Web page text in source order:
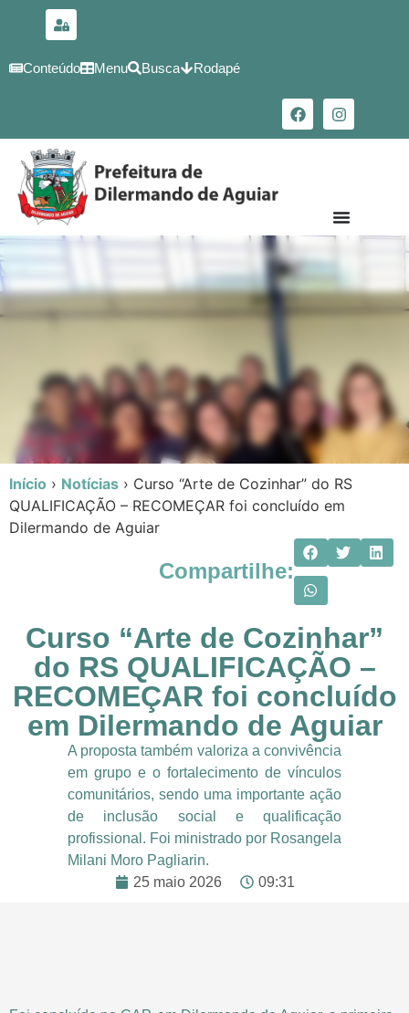
conteúdo
Conteúdo Menu Busca Rodapé
Início › Notícias › Curso “Arte de Cozinhar” do RS
QUALIFICAÇÃO – RECOMEÇAR foi concluído em
Dilermando de Aguiar
Compartilhe:
Curso “Arte de Cozinhar”
do RS QUALIFICAÇÃO –
RECOMEÇAR foi concluído
em Dilermando de Aguiar
A proposta também valoriza a convivência
em grupo e o fortalecimento de vínculos
comunitários, sendo uma importante ação
de inclusão social e qualificação
profissional. Foi ministrado por Rosangela
Milani Moro Pagliarin.
25 maio 2026
09:31